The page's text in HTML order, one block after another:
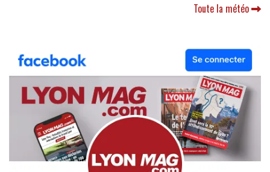
Toute la météo